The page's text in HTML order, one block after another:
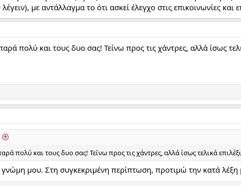
με αντάλλαγμα το ότι ασκεί έλεγχο στις επικοινωνίες
πολύ και τους δυο σας! Τείνω προς τις χάντρες, αλλά ίσως
πολύ και τους δυο σας! Τείνω προς τις χάντρες, αλλά ίσως τελικά
μου. Στη συγκεκριμένη περίπτωση, προτιμώ την κατά